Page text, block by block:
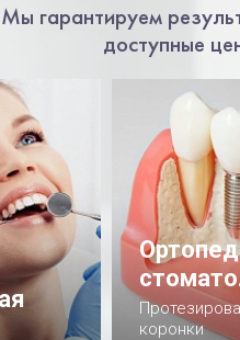
Мы гарантируем
доступные
коронки